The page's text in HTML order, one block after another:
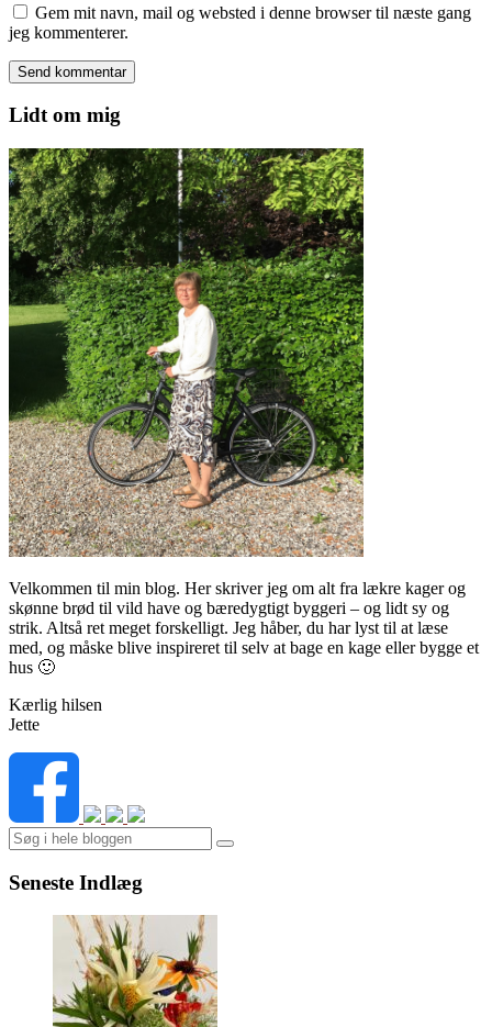
Gem mit navn, mail og websted i denne browser til næste gang
jeg kommenterer.
Lidt om mig
Velkommen til min blog. Her skriver jeg om alt fra lækre kager og
skønne brød til vild have og bæredygtigt byggeri – og lidt sy og
strik. Altså ret meget forskelligt. Jeg håber, du har lyst til at læse
med, og måske blive inspireret til selv at bage en kage eller bygge et
hus 🙂
Kærlig hilsen
Jette
Search
Seneste Indlæg